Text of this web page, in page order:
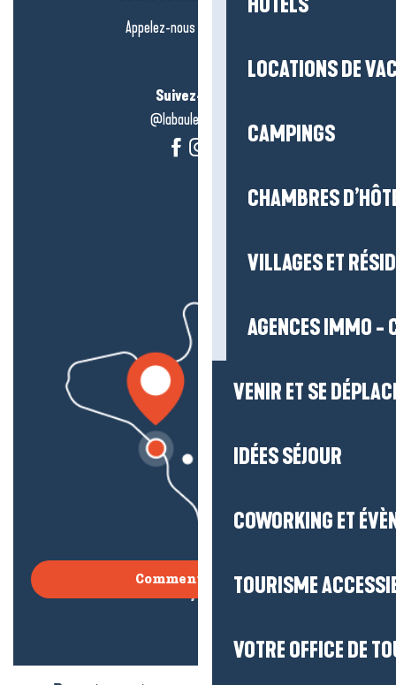
HÔTELS
LOCATIONS DE
CAMPINGS
CHAMBRES
VILLAGES ET
AGENCES IMMO -
VENIR ET SE
IDÉES SÉJOUR
COWORKING ET
TOURISME
VOTRE OFFICE DE
Appelez-nous en
Suivez-nous !
@labauleguérande
Comment venir ?